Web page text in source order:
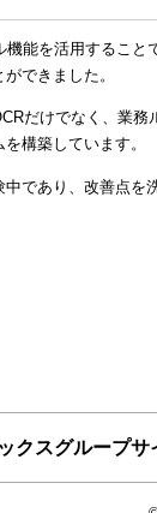
機能を活用すること
できました。
だけでなく、業
構築しています。
であり、改善点
クスグループサ